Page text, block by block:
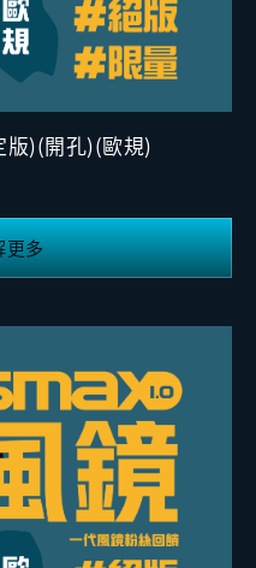
版)(開孔)(歐規)
更多